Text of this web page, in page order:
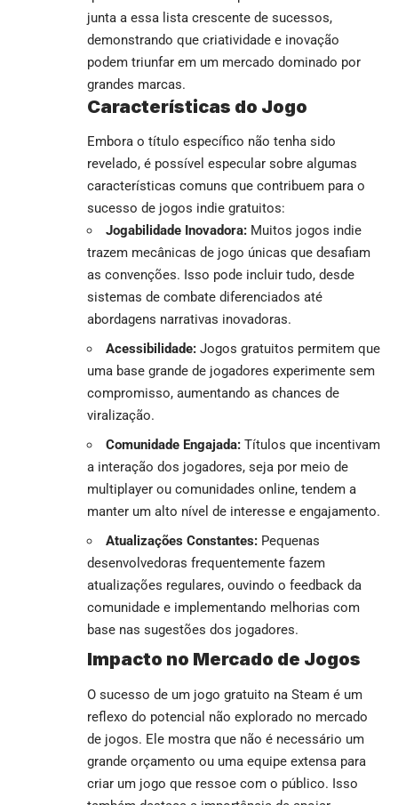
junta a essa lista crescente de sucessos,
demonstrando que criatividade e inovação
podem triunfar em um mercado dominado por
grandes marcas.
Características do Jogo
Embora o título específico não tenha sido
revelado, é possível especular sobre algumas
características comuns que contribuem para o
sucesso de jogos indie gratuitos:
Jogabilidade Inovadora: Muitos jogos indie
trazem mecânicas de jogo únicas que desafiam
as convenções. Isso pode incluir tudo, desde
sistemas de combate diferenciados até
abordagens narrativas inovadoras.
Acessibilidade: Jogos gratuitos permitem que
uma base grande de jogadores experimente sem
compromisso, aumentando as chances de
viralização.
Comunidade Engajada: Títulos que incentivam
a interação dos jogadores, seja por meio de
multiplayer ou comunidades online, tendem a
manter um alto nível de interesse e engajamento.
Atualizações Constantes: Pequenas
desenvolvedoras frequentemente fazem
atualizações regulares, ouvindo o feedback da
comunidade e implementando melhorias com
base nas sugestões dos jogadores.
Impacto no Mercado de Jogos
O sucesso de um jogo gratuito na Steam é um
reflexo do potencial não explorado no mercado
de jogos. Ele mostra que não é necessário um
grande orçamento ou uma equipe extensa para
criar um jogo que ressoe com o público. Isso